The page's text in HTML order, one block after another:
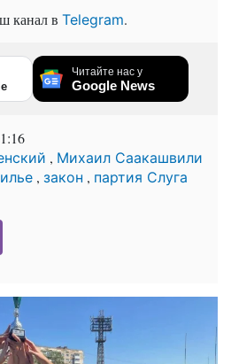
канал в Telegram.
Читайте нас у
Google News
, Михаил Саакашвили
, закон , партия Слуга